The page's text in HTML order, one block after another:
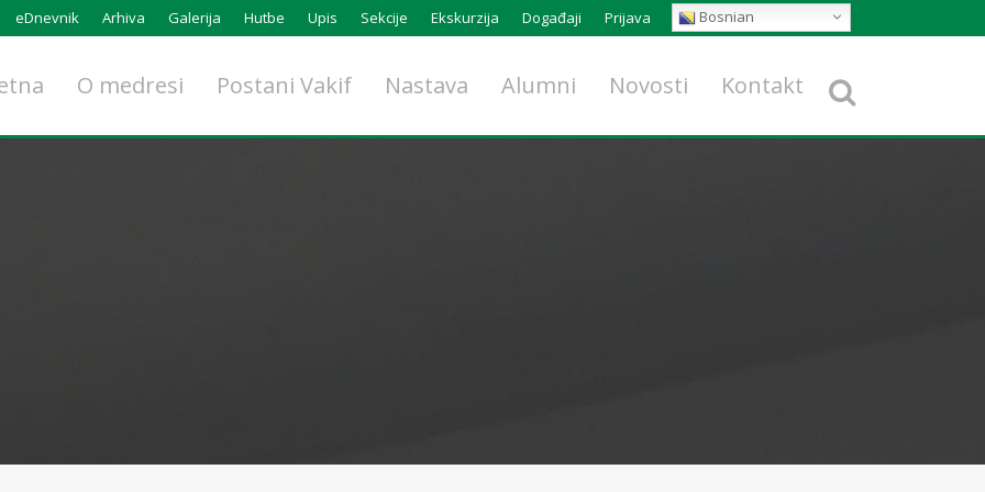
eDnevnik Arhiva Galerija Hutbe Upis Sekcije Ekskurzija Događaji Prijava Bosnian
O medresi Postani Vakif Nastava Alumni Novosti Kontakt